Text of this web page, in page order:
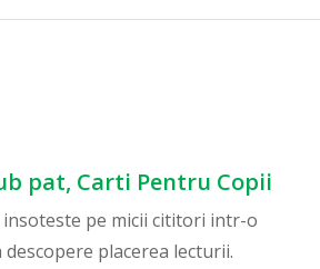
pat, Carti Pentru Copii
insoteste pe micii cititori intr-o
placerea lecturii.